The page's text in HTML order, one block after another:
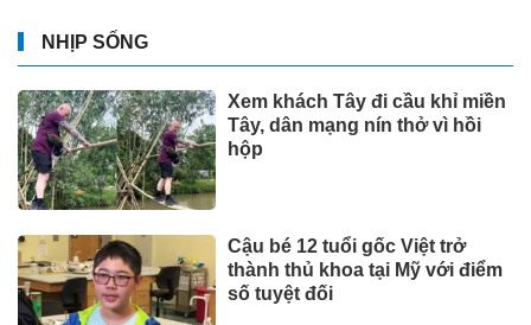
NHỊP SỐNG
Xem khách Tây đi cầu khỉ miền
Tây, dân mạng nín thở vì hồi
hộp
Cậu bé 12 tuổi gốc Việt trở
thành thủ khoa tại Mỹ với điểm
số tuyệt đối